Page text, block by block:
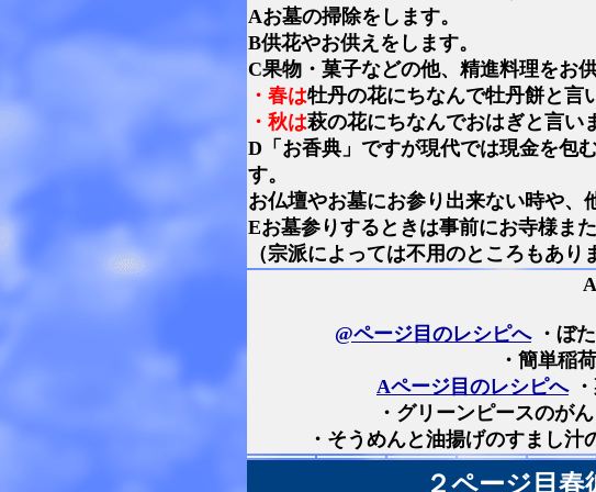
Aお墓の掃除をします。
B供花やお供えをします。
C果物・菓子などの他、精進料理をお
・春は牡丹の花にちなんで牡丹餅と言
・秋は萩の花にちなんでおはぎと言い
D「お香典」ですが現代では現金を包
す。
お仏壇やお墓にお参り出来ない時や、
Eお墓参りするときは事前にお寺様ま
（宗派によっては不用のところもあり
@ページ目のレシピへ・ぼた
・簡単稲
Aページ目のレシピへ・
・グリーンピースのが
・そうめんと油揚げのすまし
２ページ目